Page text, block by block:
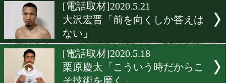
[電話取材]2020.5.28
富岡樹「気になるのは名古
いるあの選手」
[電話取材]2020.5.26